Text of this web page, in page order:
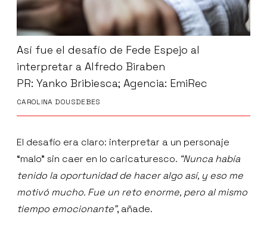
Así fue el desafío de Fede Espejo al
interpretar a Alfredo Biraben
PR: Yanko Bribiesca; Agencia: EmiRec
CAROLINA DOUSDEBES
El desafío era claro: interpretar a un personaje
“malo” sin caer en lo caricaturesco. “Nunca había
tenido la oportunidad de hacer algo así, y eso me
motivó mucho. Fue un reto enorme, pero al mismo
tiempo emocionante”, añade.